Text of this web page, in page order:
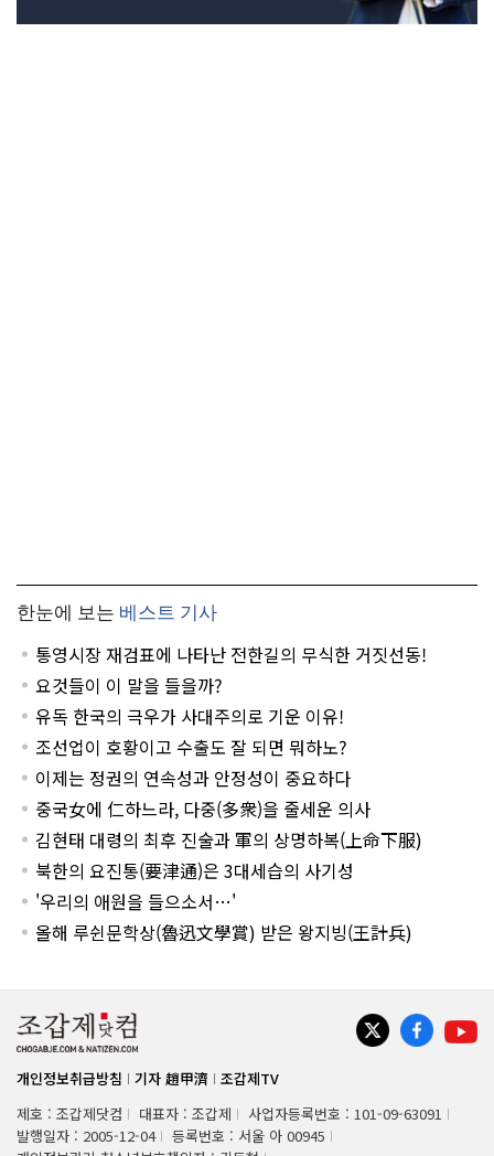
한눈에 보는 베스트 기사
통영시장 재검표에 나타난 전한길의 무식한 거짓선동!
요것들이 이 말을 들을까?
유독 한국의 극우가 사대주의로 기운 이유!
조선업이 호황이고 수출도 잘 되면 뭐하노?
이제는 정권의 연속성과 안정성이 중요하다
중국女에 仁하느라, 다중(多衆)을 줄세운 의사
김현태 대령의 최후 진술과 軍의 상명하복(上命下服)
북한의 요진통(要津通)은 3대세습의 사기성
'우리의 애원을 들으소서…'
올해 루쉰문학상(魯迅文學賞) 받은 왕지빙(王計兵)
개인정보취급방침 기자 趙甲濟
조갑제TV
제호 : 조갑제닷컴
대표자 : 조갑제
사업자등록번호 : 101-09-63091
발행일자 : 2005-12-04
등록번호 : 서울 아 00945